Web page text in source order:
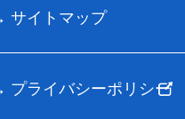
サイトマップ
プライバシーポリシー